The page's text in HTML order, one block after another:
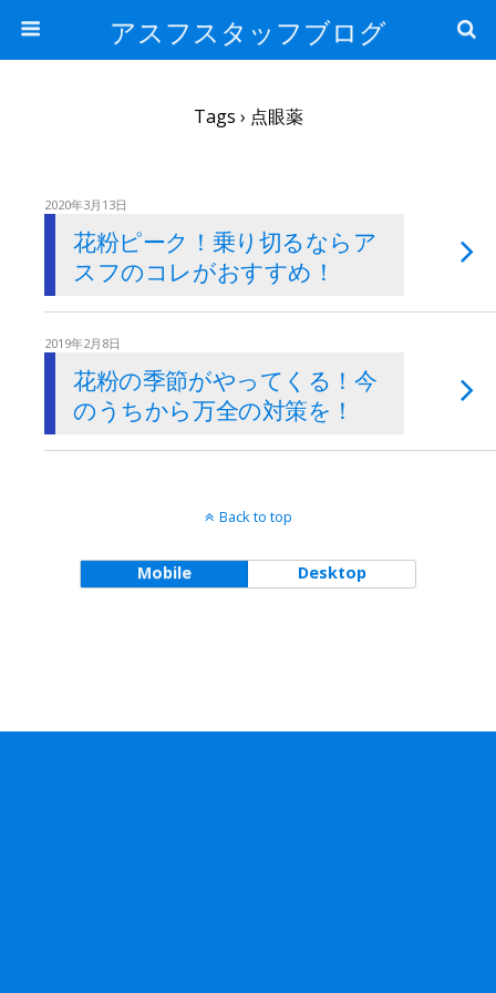
アスフスタッフブログ
Tags › 点眼薬
2020年3月13日
花粉ピーク！乗り切るならア
スフのコレがおすすめ！
2019年2月8日
花粉の季節がやってくる！今
のうちから万全の対策を！
Back to top
Mobile Desktop